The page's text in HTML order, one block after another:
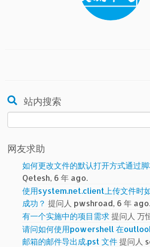
站内搜索
索：
网友求助
如何更改文件的默认打开方式通过
Qetesh, 6 年 ago.
使用system.net.client上传文件时
成功？ 提问人 pwshroad, 6 年 ago.
有一个实施中的项目需求提问人 万
请问如何使用powershell 在
邮箱的邮件导出成.pst 文件提问人